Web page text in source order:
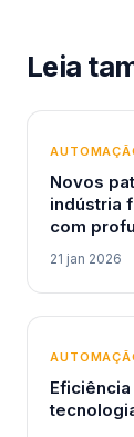
Leia
Novos
indústria
com
21 jan 2026